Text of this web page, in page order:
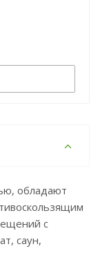
обладают
с
саун,